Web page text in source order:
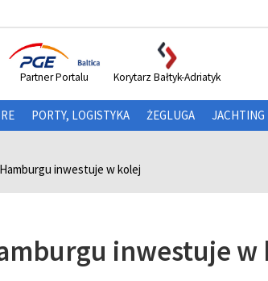
Partner Portalu Korytarz Bałtyk-Adriatyk
PORTY, LOGISTYKA ŻEGLUGA JACHTING
inwestuje w kolej
inwestuje w